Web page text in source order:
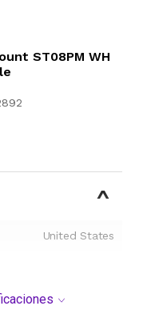
ST08PM WH
United States